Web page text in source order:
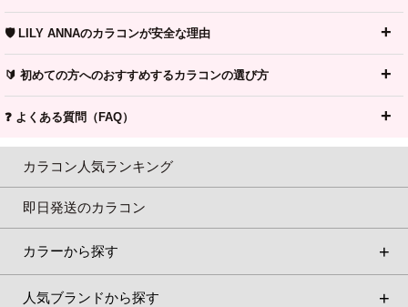
🛡️ LILY ANNAのカラコンが安全な理由
🔰 初めての方へのおすすめするカラコンの選び方
❓ よくある質問（FAQ）
カラコン人気ランキング
即日発送のカラコン
カラーから探す
人気ブランドから探す